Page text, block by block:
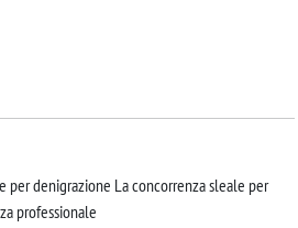
per denigrazione La concorrenza sleale per
professionale